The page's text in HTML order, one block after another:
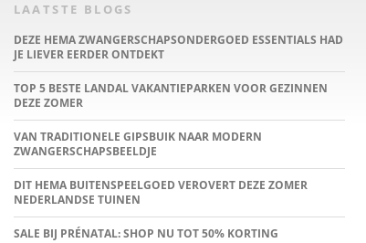
LAATSTE BLOGS
DEZE HEMA ZWANGERSCHAPSONDERGOED ESSENTIALS HAD
JE LIEVER EERDER ONTDEKT
TOP 5 BESTE LANDAL VAKANTIEPARKEN VOOR GEZINNEN
DEZE ZOMER
VAN TRADITIONELE GIPSBUIK NAAR MODERN
ZWANGERSCHAPSBEELDJE
DIT HEMA BUITENSPEELGOED VEROVERT DEZE ZOMER
NEDERLANDSE TUINEN
SALE BIJ PRÉNATAL: SHOP NU TOT 50% KORTING